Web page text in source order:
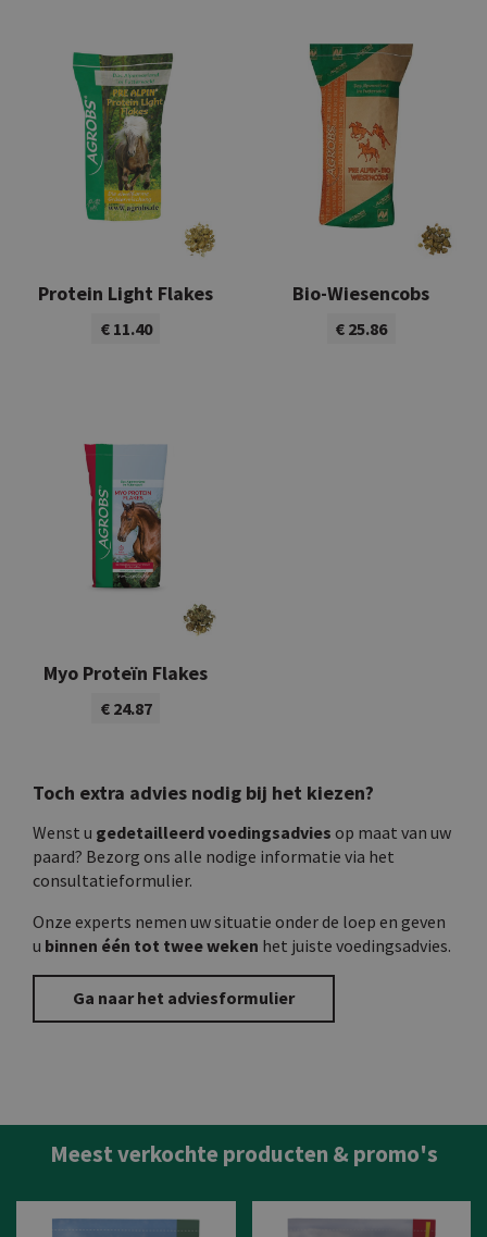
Protein Light Flakes
€ 11.40
Bio-Wiesencobs
€ 25.86
Myo Proteïn Flakes
€ 24.87
Toch extra advies nodig bij het kiezen?
Wenst u gedetailleerd voedingsadvies op maat van uw
paard? Bezorg ons alle nodige informatie via het
consultatieformulier.
Onze experts nemen uw situatie onder de loep en geven
u binnen één tot twee weken het juiste voedingsadvies.
Ga naar het adviesformulier
Meest verkochte producten & promo's